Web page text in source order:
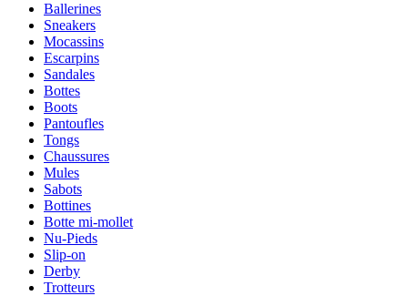
Ballerines
Sneakers
Mocassins
Escarpins
Sandales
Bottes
Boots
Pantoufles
Tongs
Chaussures
Mules
Sabots
Bottines
Botte mi-mollet
Nu-Pieds
Slip-on
Derby
Trotteurs